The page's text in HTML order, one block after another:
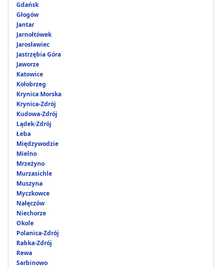
Gdańsk
Głogów
Jantar
Jarnołtówek
Jarosławiec
Jastrzębia Góra
Jaworze
Katowice
Kołobrzeg
Krynica Morska
Krynica-Zdrój
Kudowa-Zdrój
Lądek-Zdrój
Łeba
Międzywodzie
Mielno
Mrzeżyno
Murzasichle
Muszyna
Myczkowce
Nałęczów
Niechorze
Okole
Polanica-Zdrój
Rabka-Zdrój
Rewa
Sarbinowo